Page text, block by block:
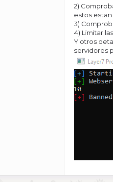
2)
estos
3)
4) Limitar
Y otros
servidores